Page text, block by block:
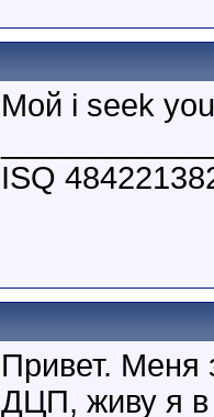
Мой i seek
ISQ
Привет. Меня
ДЦП, живу я в